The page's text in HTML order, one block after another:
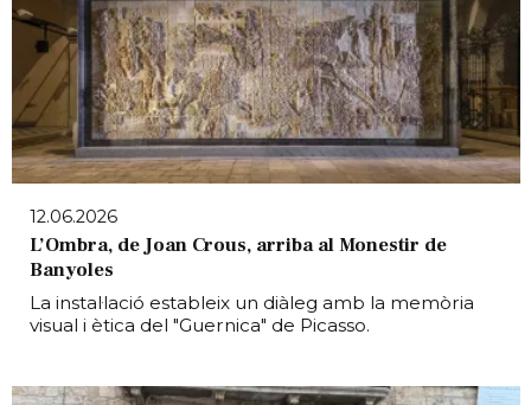
12.06.2026
L’Ombra, de Joan Crous, arriba al Monestir de
Banyoles
La instal·lació estableix un diàleg amb la memòria
visual i ètica del "Guernica" de Picasso.